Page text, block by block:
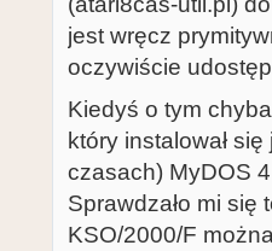
jest wręcz
oczywiście
Kiedyś o tym
który instalował
czasach) MyDOS
Sprawdzało mi
KSO/2000/F